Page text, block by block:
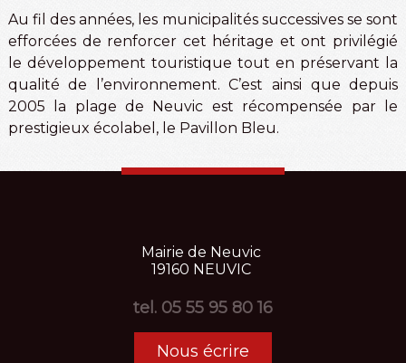
Au fil des années, les municipalités successives se sont
efforcées de renforcer cet héritage et ont privilégié
le développement touristique tout en préservant la
qualité de l’environnement. C’est ainsi que depuis
2005 la plage de Neuvic est récompensée par le
prestigieux écolabel, le Pavillon Bleu.
Mairie de Neuvic
19160 NEUVIC
tel. 05 55 95 80 16
Nous écrire